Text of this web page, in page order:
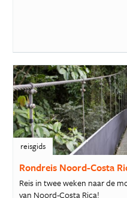
reisgids
Rondreis Noord-Costa
Reis in twee weken naar de
van Noord-Costa Rica!